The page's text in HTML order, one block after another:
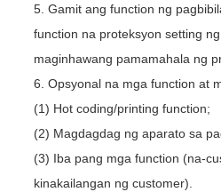
5. Gamit ang function ng
function na proteksyon setting
maginhawang pamamahala ng
6. Opsyonal na mga function at
(1) Hot coding/printing function;
(2) Magdagdag ng aparato sa
(3) Iba pang mga function (na-
kinakailangan ng customer).